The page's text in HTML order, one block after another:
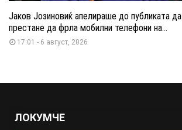
Јаков Јозиновиќ апелираше до публиката да
престане да фрла мобилни телефони на...
17:01 - 6 август, 2026
ЛОКУМЧЕ